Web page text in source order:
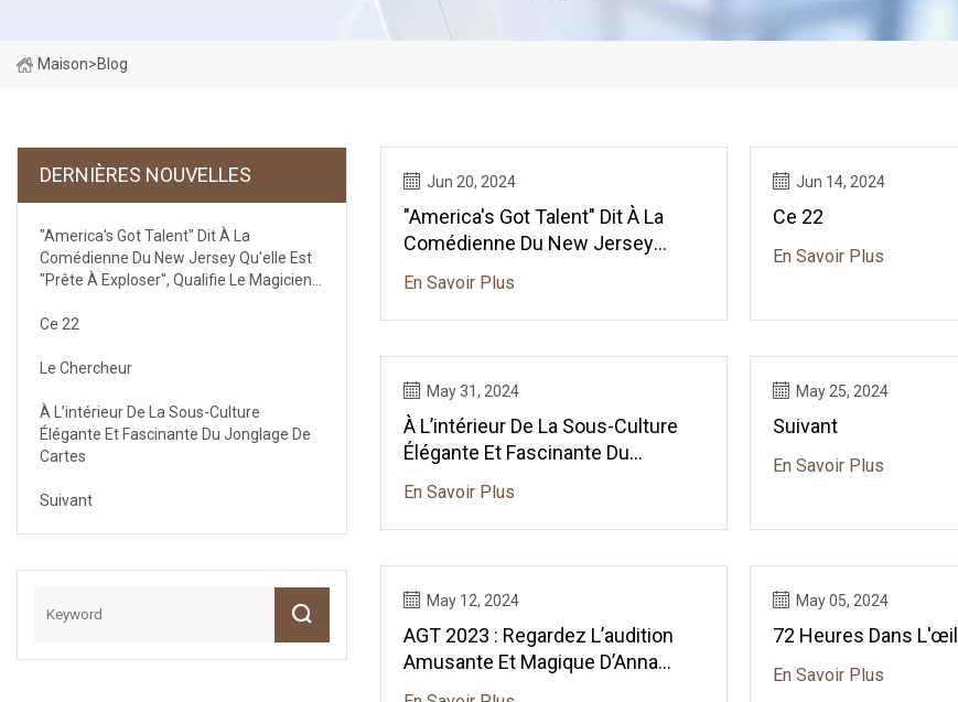
Maison>Blog
DERNIÈRES NOUVELLES
"America's Got Talent" Dit À La
Comédienne Du New Jersey Qu'elle Est
"prête À Exploser", Qualifie Le Magicien
Ce 22
Le Chercheur
À L’intérieur De La Sous-Culture
Élégante Et Fascinante Du Jonglage De
Cartes
Suivant
Jun 20, 2024
"America's Got Talent" Dit À La
Comédienne Du New Jersey
Qualifie Le Magicien De Jersey De
"brillant"
En Savoir Plus
Jun 14, 2024
Ce 22
En Savoir Plus
May 31, 2024
À L’intérieur De La Sous-Culture
Élégante Et Fascinante Du
En Savoir Plus
May 25, 2024
Suivant
En Savoir Plus
May 12, 2024
AGT 2023 : Regardez L’audition
Amusante Et Magique D’Anna
May 05, 2024
72 Heures Dans L'œil
En Savoir Plus